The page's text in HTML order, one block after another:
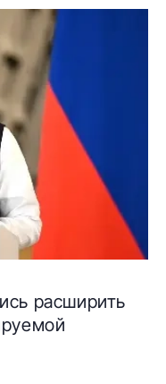
расширить